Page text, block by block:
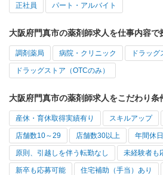
正社員 パート・アルバイト
大阪府門真市の薬剤師求人を仕事内容で
調剤薬局 病院・クリニック ドラッグ
ドラッグストア（OTCのみ）
大阪府門真市の薬剤師求人をこだわり条
産休・育休取得実績有り スキルアップ
店舗数10～29 店舗数30以上 年間休
原則、引越しを伴う転勤なし 未経験者も
新卒も応募可能 住宅補助（手当）あり